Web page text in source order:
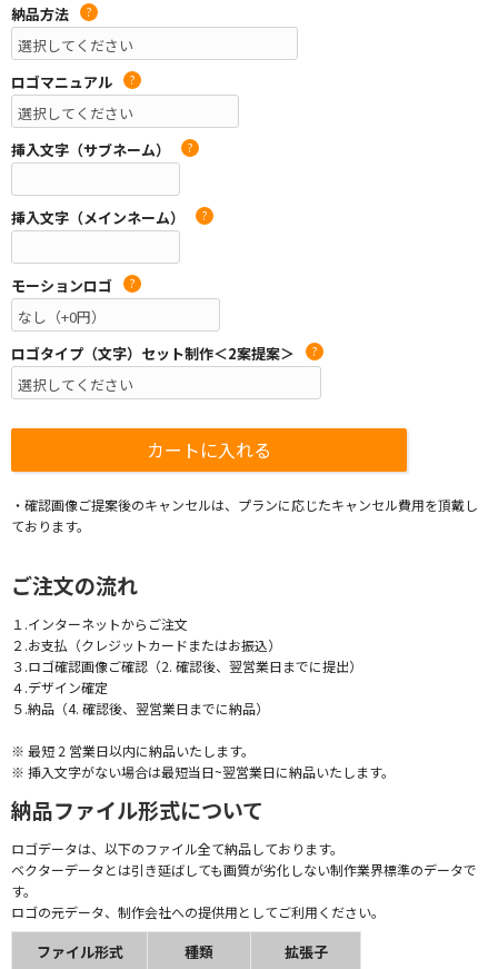
納品方法 ?
ロゴマニュアル ?
挿入文字（サブネーム） ?
挿入文字（メインネーム） ?
モーションロゴ ?
ロゴタイプ（文字）セット制作＜2案提案＞ ?
・確認画像ご提案後のキャンセルは、プランに応じたキャンセル費用を頂戴し
ております。
ご注文の流れ
１.インターネットからご注文
２.お支払（クレジットカードまたはお振込）
３.ロゴ確認画像ご確認（2. 確認後、翌営業日までに提出）
４.デザイン確定
５.納品（4. 確認後、翌営業日までに納品）
※ 最短 2 営業日以内に納品いたします。
※ 挿入文字がない場合は最短当日~翌営業日に納品いたします。
納品ファイル形式について
ロゴデータは、以下のファイル全て納品しております。
ベクターデータとは引き延ばしても画質が劣化しない制作業界標準のデータで
す。
ロゴの元データ、制作会社への提供用としてご利用ください。
ファイル形式 種類
拡張子